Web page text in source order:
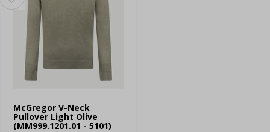
McGregor V-Neck
Pullover Light Olive
(MM999.1201.01 - 5101)